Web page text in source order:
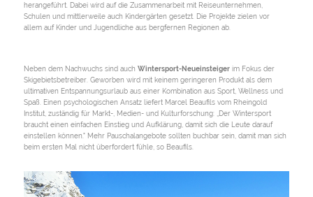
herangeführt. Dabei wird auf die Zusammenarbeit mit Reiseunternehmen,
Schulen und mittlerweile auch Kindergärten gesetzt. Die Projekte zielen vor
allem auf Kinder und Jugendliche aus bergfernen Regionen ab.
Neben dem Nachwuchs sind auch Wintersport-Neueinsteiger im Fokus der
Skigebietsbetreiber. Geworben wird mit keinem geringeren Produkt als dem
ultimativen Entspannungsurlaub aus einer Kombination aus Sport, Wellness und
Spaß. Einen psychologischen Ansatz liefert Marcel Beaufils vom Rheingold
Institut, zuständig für Markt-, Medien- und Kulturforschung: „Der Wintersport
braucht einen einfachen Einstieg und Aufklärung, damit sich die Leute darauf
einstellen können." Mehr Pauschalangebote sollten buchbar sein, damit man sich
beim ersten Mal nicht überfordert fühle, so Beaufils.